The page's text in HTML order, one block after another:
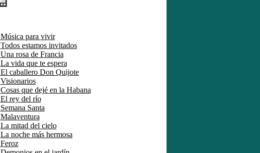
Música para vivir
Todos estamos invitados
Una rosa de Francia
La vida que te espera
El caballero Don Quijote
Visionarios
Cosas que dejé en la Habana
El rey del río
Semana Santa
Malaventura
La mitad del cielo
La noche más hermosa
Feroz